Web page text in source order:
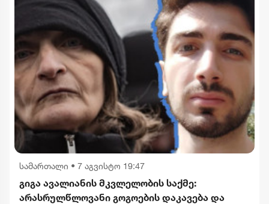
სამართალი • 7 აგვისტო 19:47
გიგა ავალიანის მკვლელობის საქმე:
არასრულწლოვანი გოგოების დაკავება და